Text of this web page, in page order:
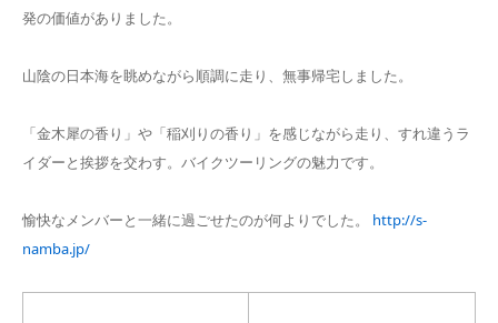
発の価値がありました。
山陰の日本海を眺めながら順調に走り、無事帰宅しました。
「金木犀の香り」や「稲刈りの香り」を感じながら走り、すれ違うラ
イダーと挨拶を交わす。バイクツーリングの魅力です。
愉快なメンバーと一緒に過ごせたのが何よりでした。 http://s-
namba.jp/